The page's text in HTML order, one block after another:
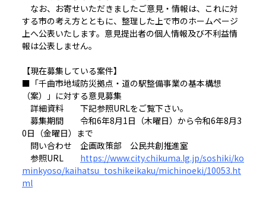
なお、お寄せいただきましたご意見・情報は、これに対
する市の考え方とともに、整理した上で市のホームページ
上へ公表いたします。意見提出者の個人情報及び不利益情
報は公表しません。
【現在募集している案件】
■「千曲市地域防災拠点・道の駅整備事業の基本構想
（案）」に対する意見募集
詳細資料 下記参照URLをご覧下さい。
募集期間 令和6年8月1日（木曜日）から令和6年8月3
0日（金曜日）まで
問い合わせ 企画政策部 公民共創推進室
参照URL https://www.city.chikuma.lg.jp/soshiki/ko
minkyoso/kaihatsu_toshikeikaku/michinoeki/10053.ht
ml